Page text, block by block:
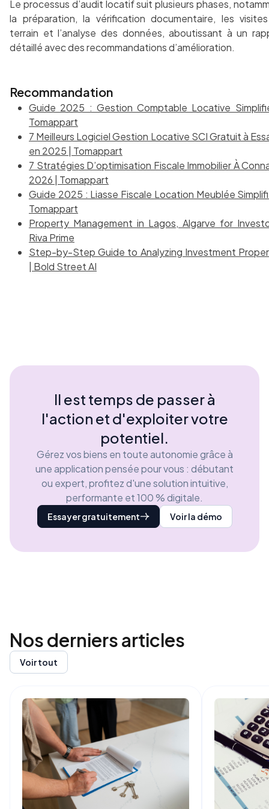
Le processus d’audit locatif suit plusieurs phases,
la préparation, la vérification documentaire, les
terrain et l’analyse des données, aboutissant à un
détaillé avec des recommandations d’amélioration.
Recommandation
Guide 2025 : Gestion Comptable Locative
Tomappart
7 Meilleurs Logiciel Gestion Locative SCI Gratuit à
en 2025 | Tomappart
7 Stratégies D’optimisation Fiscale Immobilier À
2026 | Tomappart
Guide 2025 : Liasse Fiscale Location Meublée
Tomappart
Property Management in Lagos, Algarve for
Riva Prime
Step-by-Step Guide to Analyzing Investment
| Bold Street AI
Il est temps de passer à
l'action et d'exploiter votre
potentiel.
Gérez vos biens en toute autonomie grâce à
une application pensée pour vous : débutant
ou expert, profitez d'une solution intuitive,
performante et 100 % digitale.
Essayer gratuitement Voir la démo
Nos derniersarticles
Voir tout